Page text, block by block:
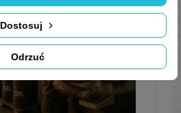
Odrzuć
Dostosuj